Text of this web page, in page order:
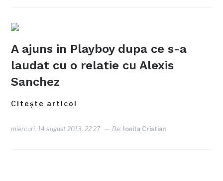
A ajuns in Playboy dupa ce s-a
laudat cu o relatie cu Alexis
Sanchez
Citește articol
miercuri, 14 august 2013, 22:27 De: Ionita Cristian